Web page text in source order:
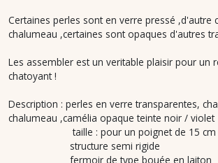
Certaines perles sont en verre pressé ,d'autre
chalumeau ,certaines sont opaques d'autres
Les assembler est un veritable plaisir pour un
chatoyant !
Description : perles en verre transparentes,
chalumeau ,camélia opaque teinte noir / violet
taille : pour un poignet de 15 cm à
structure semi rigide
fermoir de type bouée en laiton